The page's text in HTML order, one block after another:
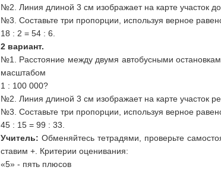
№2. Линия длиной 3 см изображает на карте участок
№3. Составьте три пропорции, используя верное
18 : 2 = 54 : 6.
2 вариант.
№1. Расстояние между двумя автобусными
масштабом
1 : 100 000?
№2. Линия длиной 3 см изображает на карте участок
№3. Составьте три пропорции, используя верное
45 : 15 = 99 : 33.
Учитель: Обменяйтесь тетрадями, проверьте
ставим +. Критерии оценивания:
«5» - пять плюсов